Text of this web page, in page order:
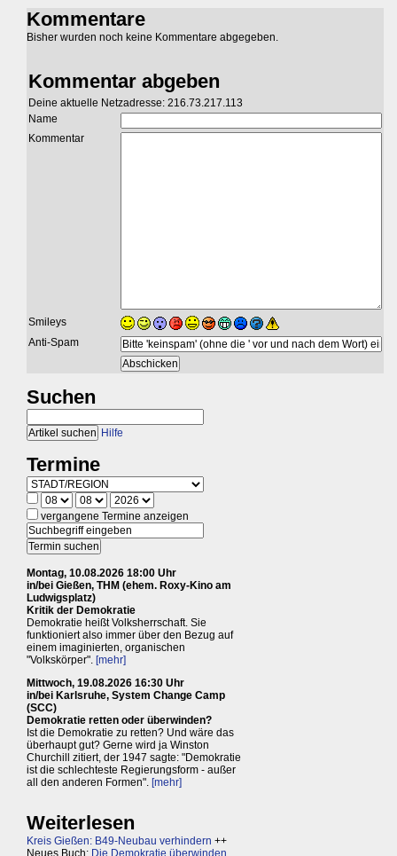
Kommentare
Bisher wurden noch keine Kommentare abgegeben.
Kommentar abgeben
Deine aktuelle Netzadresse: 216.73.217.113
Name
Kommentar
Smileys
Anti-Spam
Suchen
Hilfe
Termine
vergangene Termine anzeigen
Montag, 10.08.2026 18:00 Uhr
in/bei Gießen, THM (ehem. Roxy-Kino am
Ludwigsplatz)
Kritik der Demokratie
Demokratie heißt Volksherrschaft. Sie
funktioniert also immer über den Bezug auf
einem imaginierten, organischen
"Volkskörper". [mehr]
Mittwoch, 19.08.2026 16:30 Uhr
in/bei Karlsruhe, System Change Camp
(SCC)
Demokratie retten oder überwinden?
Ist die Demokratie zu retten? Und wäre das
überhaupt gut? Gerne wird ja Winston
Churchill zitiert, der 1947 sagte: "Demokratie
ist die schlechteste Regierungsform - außer
all den anderen Formen". [mehr]
Weiterlesen
Kreis Gießen: B49-Neubau verhindern ++